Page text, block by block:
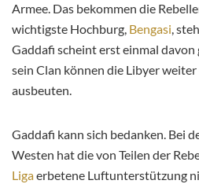
Armee. Das bekommen die
wichtigste Hochburg, Bengasi,
Gaddafi scheint erst einmal davon
sein Clan können die Libyer
ausbeuten.
Gaddafi kann sich bedanken. Bei
Westen hat die von Teilen der
Ligaerbetene Luftunterstützung